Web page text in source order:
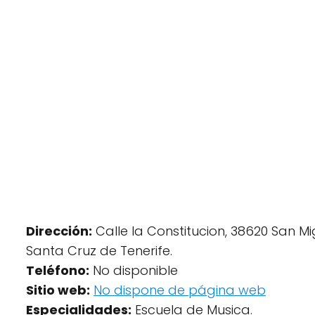
Dirección: Calle la Constitucion, 38620 San
Santa Cruz de Tenerife.
Teléfono: No disponible
Sitio web: No dispone de página web
Especialidades: Escuela de Musica.